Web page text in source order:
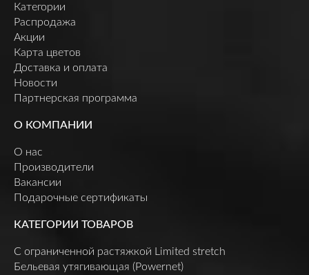
Категории
Распродажа
Акции
Карта цветов
Доставка и оплата
Новости
Партнерская программа
О КОМПАНИИ
О нас
Производители
Вакансии
Подарочные сертификаты
КАТЕГОРИИ ТОВАРОВ
C ограниченной растяжкой Limited stretch
Бельевая утягивающая (Powernet)